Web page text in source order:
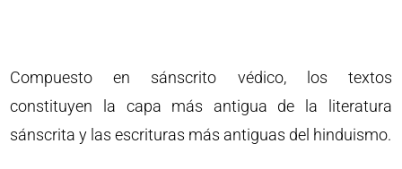
Compuesto en sánscrito védico, los textos
constituyen la capa más antigua de la literatura
sánscrita y las escrituras más antiguas del hinduismo.